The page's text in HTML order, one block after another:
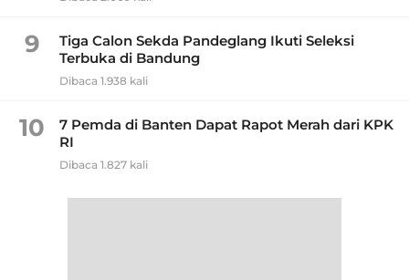
9
Tiga Calon Sekda Pandeglang Ikuti Seleksi
Terbuka di Bandung
Dibaca 1.938 kali
10
7 Pemda di Banten Dapat Rapot Merah dari KPK
RI
Dibaca 1.827 kali